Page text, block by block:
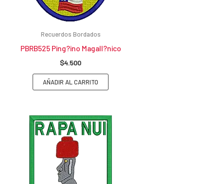
Recuerdos Bordados
PBRB525 Ping?ino Magall?nico
$4.500
AÑADIR AL CARRITO